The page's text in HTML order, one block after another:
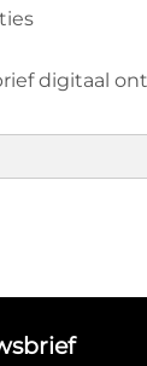
digitaal